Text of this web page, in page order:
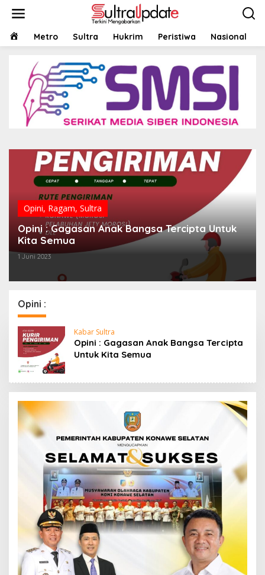
HOMEMetro Sultra Hukrim Peristiwa Nasional
Opini, Ragam, Sultra
Opini : Gagasan Anak Bangsa Tercipta Untuk
Kita Semua
1 Juni 2023
Opini :
Kabar Sultra
Opini : Gagasan Anak Bangsa Tercipta
Untuk Kita Semua